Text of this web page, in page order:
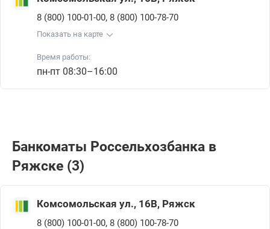
8 (800) 100-01-00, 8 (800) 100-78-70
Показать на карте
Время работы:
пн-пт 08:30–16:00
Банкоматы Россельхозбанкa в
Ряжске (3)
Комсомольская ул., 16В, Ряжск
8 (800) 100-01-00, 8 (800) 100-78-70